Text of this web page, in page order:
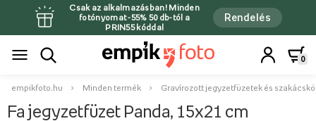
Csak az alkalmazásban! Minden
fotónyomat -55% 50 db-tól a
PRIN55 kóddal
Rendelés
0
empikfoto.hu Minden termék Gravírozott jegyzetfüzetek és
Fa jegyzetfüzet Panda, 15x21 cm